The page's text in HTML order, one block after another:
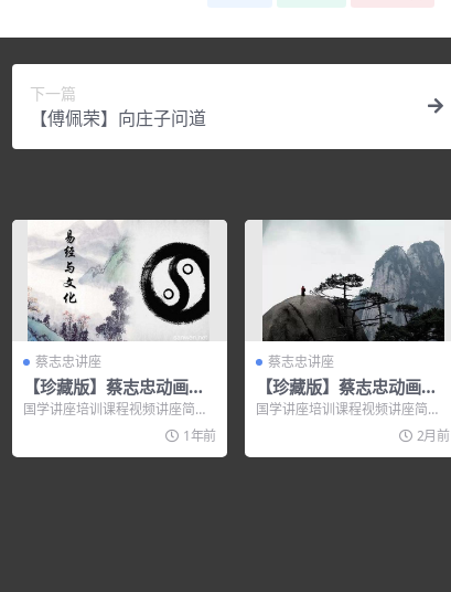
下一篇
【傅佩荣】向庄子问道
蔡志忠讲座
【珍藏版】蔡志忠动画视
频全集-中庸
国学讲座培训课程视频讲座简
介： 【珍藏版】蔡志忠动画视频
1年前
蔡志忠讲座
【珍藏版】蔡志忠动画视
频全集-大学
国学讲座培训课程视频讲座简
介： 【珍藏版】蔡志忠动画视频
2月前